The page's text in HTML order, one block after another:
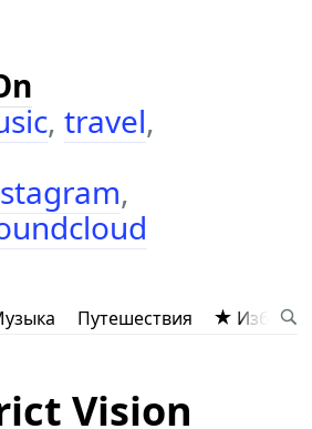
,travel,
,
Путешествия
Vision